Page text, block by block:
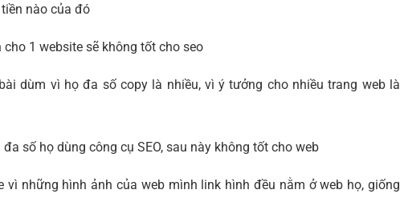
nào của đó
1 website sẽ không tốt cho seo
dùm vì họ đa số copy là nhiều, vì ý tưởng cho nhiều trang web là
số họ dùng công cụ SEO, sau này không tốt cho web
vì những hình ảnh của web mình link hình đều nằm ở web họ, giống